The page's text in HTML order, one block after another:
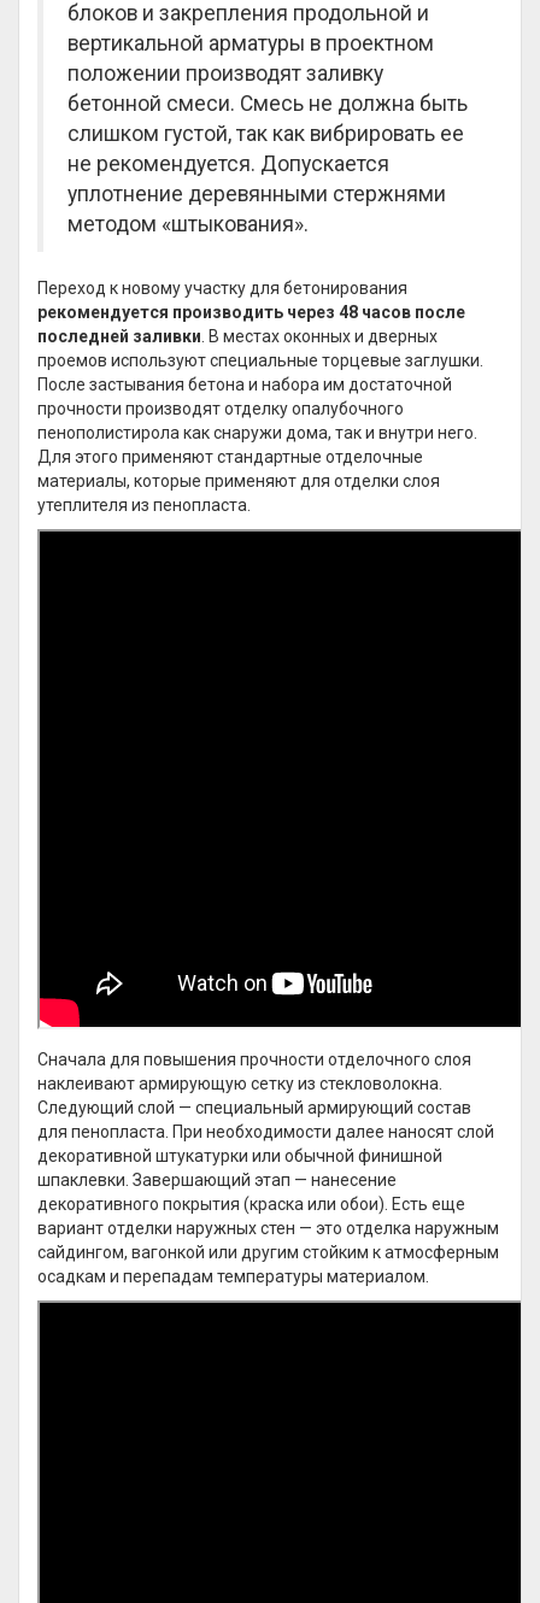
блоков и закрепления продольной и
вертикальной арматуры в проектном
положении производят заливку
бетонной смеси. Смесь не должна быть
слишком густой, так как вибрировать ее
не рекомендуется. Допускается
уплотнение деревянными стержнями
методом «штыкования».
Переход к новому участку для бетонирования
рекомендуется производить через 48 часов после
последней заливки. В местах оконных и дверных
проемов используют специальные торцевые заглушки.
После застывания бетона и набора им достаточной
прочности производят отделку опалубочного
пенополистирола как снаружи дома, так и внутри него.
Для этого применяют стандартные отделочные
материалы, которые применяют для отделки слоя
утеплителя из пенопласта.
Сначала для повышения прочности отделочного слоя
наклеивают армирующую сетку из стекловолокна.
Следующий слой — специальный армирующий состав
для пенопласта. При необходимости далее наносят слой
декоративной штукатурки или обычной финишной
шпаклевки. Завершающий этап — нанесение
декоративного покрытия (краска или обои). Есть еще
вариант отделки наружных стен — это отделка наружным
сайдингом, вагонкой или другим стойким к атмосферным
осадкам и перепадам температуры материалом.